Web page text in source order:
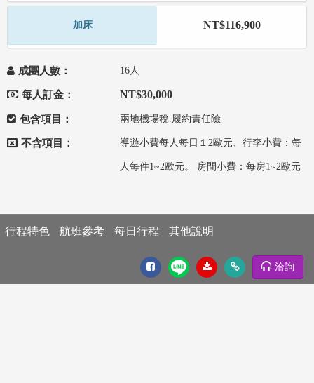
加床 NT$116,900
成團人數： 16人
每人訂金： NT$30,000
包含項目： 兩地機場稅.履約責任險
不含項目： 導遊小費每人每日１2歐元、行李小費：每
人每件1~2歐元。 房間小費：每房1~2歐元
行程特色 航班參考 每日行程 其他說明
洽詢